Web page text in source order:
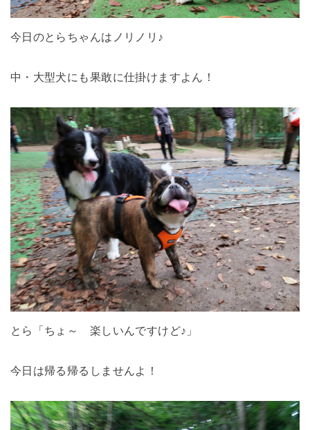
今日のとらちゃんはノリノリ♪
中・大型犬にも果敢に仕掛けますよん！
とら「ちょ～ 楽しいんですけど♪」
今日は帰る帰るしませんよ！